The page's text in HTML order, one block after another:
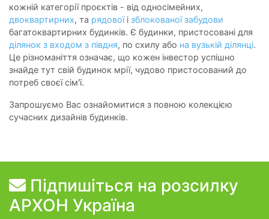
кожній категорії проєктів - від односімейних,
двоквартирних, та рядовоїі зблокованої забудови
багатоквартирних будинків. Є будинки, пристосовані для
ділянок з входом з півдня, по схилу або на вузькій ділянці.
Це різноманіття означає, що кожен інвестор успішно
знайде тут свій будинок мрії, чудово пристосований до
потреб своєї сім'ї.
Запрошуємо Вас ознайомитися з повною колекцією
сучасних дизайнів будинків.
Підпишіться на розсилку
АРХОН Україна